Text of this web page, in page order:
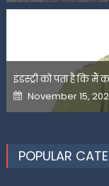
इंडस्ट्री को पता है कि मैं
Posted
on
November 15,
POPULAR